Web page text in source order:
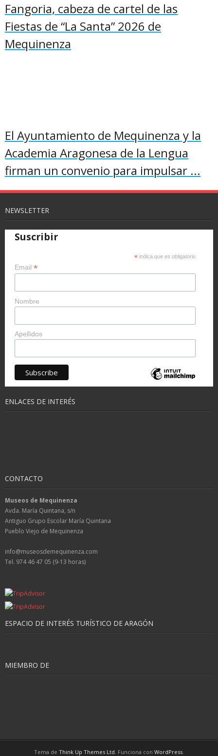
Fangoria, cabeza de cartel de las
Fiestas de “La Santa” 2026 de
Mequinenza
El Ayuntamiento de Mequinenza y la
Academia Aragonesa de la Lengua
firman un convenio para impulsar ...
NEWSLETTER
Suscribir
* indica que es obligatorio
Email *
Nombre
Apellidos
ENLACES DE INTERÉS
CONTACTO
Museos de Mequinenza
Avda. María Quintana, s/n
Antiguo Grupo Escolar María Quintana
Pueblo Viejo de Mequinenza
info@museosdemequinenza.com
Tel. 974 46 47 05 (9-13 horas)
ESPACIO DE INTERÉS TURÍSTICO DE ARAGÓN
MIEMBRO DE
Tema de Think Up Themes Ltd . Funciona con WordPress